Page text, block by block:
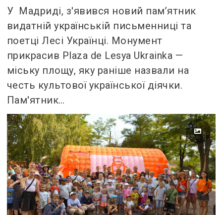
У Мадриді, з'явився новий пам’ятник
видатній українській письменниці та
поетці Лесі Українці. Монумент
прикрасив Plaza de Lesya Ukrainka —
міську площу, яку раніше назвали на
честь культової української діячки.
Пам'ятник…